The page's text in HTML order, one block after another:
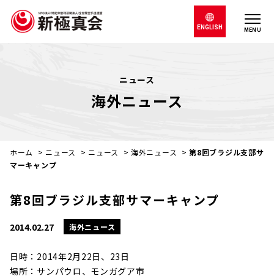
MENU
ENGLISH
ニュース
海外ニュース
ホーム > ニュース > ニュース >海外ニュース >第8回ブラジル支部サ
マーキャンプ
第8回ブラジル支部サマーキャンプ
2014.02.27 海外ニュース
日時：2014年2月22日、23日
場所：サンパウロ、モンガグア市